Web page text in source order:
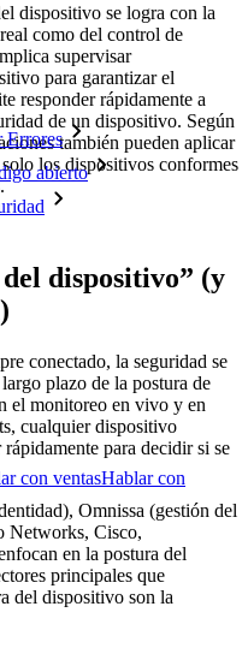
Errores
abierto
con ventasHablar con
dispositivo se logra con la
como del control de
supervisar
para garantizar el
responder rápidamente a
de un dispositivo. Según
también pueden aplicar
los dispositivos conformes
dispositivo” (y
conectado, la seguridad se
plazo de la postura de
el monitoreo en vivo y en
cualquier dispositivo
para decidir si se
Omnissa (gestión del
Networks, Cisco,
en la postura del
principales que
del dispositivo son la